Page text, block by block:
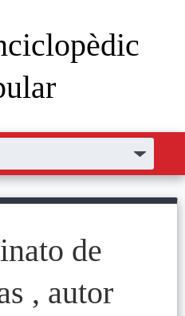
de
, autor